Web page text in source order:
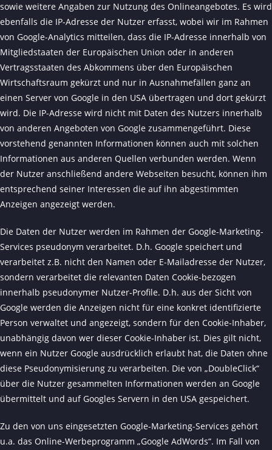
sowie weitere Angaben zur Nutzung des Onlineangebotes. Es wird
ebenfalls die IP-Adresse der Nutzer erfasst, wobei wir im Rahmen
von Google-Analytics mitteilen, dass die IP-Adresse innerhalb von
Mitgliedstaaten der Europäischen Union oder in anderen
Vertragsstaaten des Abkommens über den Europäischen
Wirtschaftsraum gekürzt und nur in Ausnahmefällen ganz an
einen Server von Google in den USA übertragen und dort gekürzt
wird. Die IP-Adresse wird nicht mit Daten des Nutzers innerhalb
von anderen Angeboten von Google zusammengeführt. Diese
vorstehend genannten Informationen können auch mit solchen
Informationen aus anderen Quellen verbunden werden. Wenn
der Nutzer anschließend andere Webseiten besucht, können ihm
entsprechend seiner Interessen die auf ihn abgestimmten
Anzeigen angezeigt werden.
Die Daten der Nutzer werden im Rahmen der Google-Marketing-
Services pseudonym verarbeitet. D.h. Google speichert und
verarbeitet z.B. nicht den Namen oder E-Mailadresse der Nutzer,
sondern verarbeitet die relevanten Daten Cookie-bezogen
innerhalb pseudonymer Nutzer-Profile. D.h. aus der Sicht von
Google werden die Anzeigen nicht für eine konkret identifizierte
Person verwaltet und angezeigt, sondern für den Cookie-Inhaber,
unabhängig davon wer dieser Cookie-Inhaber ist. Dies gilt nicht,
wenn ein Nutzer Google ausdrücklich erlaubt hat, die Daten ohne
diese Pseudonymisierung zu verarbeiten. Die von „DoubleClick“
über die Nutzer gesammelten Informationen werden an Google
übermittelt und auf Googles Servern in den USA gespeichert.
Zu den von uns eingesetzten Google-Marketing-Services gehört
u.a. das Online-Werbeprogramm „Google AdWords“. Im Fall von